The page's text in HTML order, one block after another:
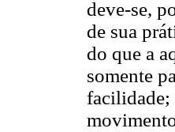
deve-se,
de sua
do que a
somente
facilidade;